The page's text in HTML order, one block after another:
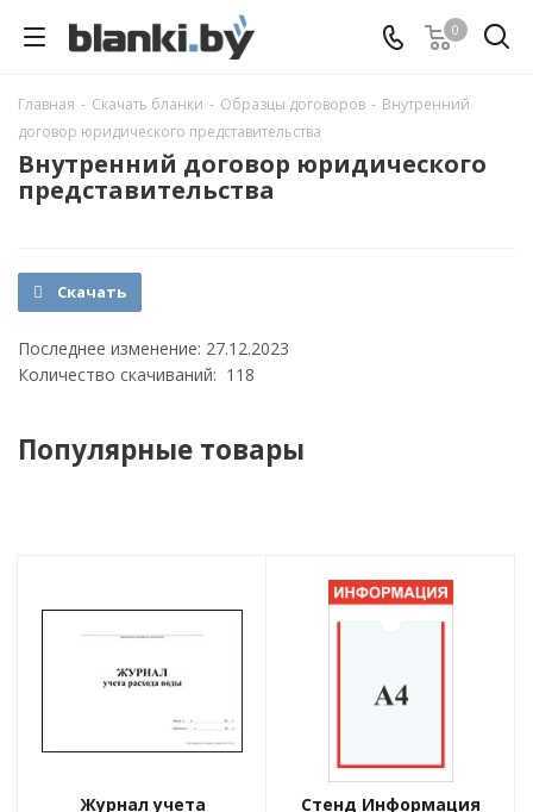
0
Главная - Скачать бланки - Образцы договоров - Внутренний
договор юридического представительства
Внутренний договор юридического
представительства
Скачать
Последнее изменение: 27.12.2023
Количество скачиваний: 118
Популярные товары
Журнал учета
Стенд Информация